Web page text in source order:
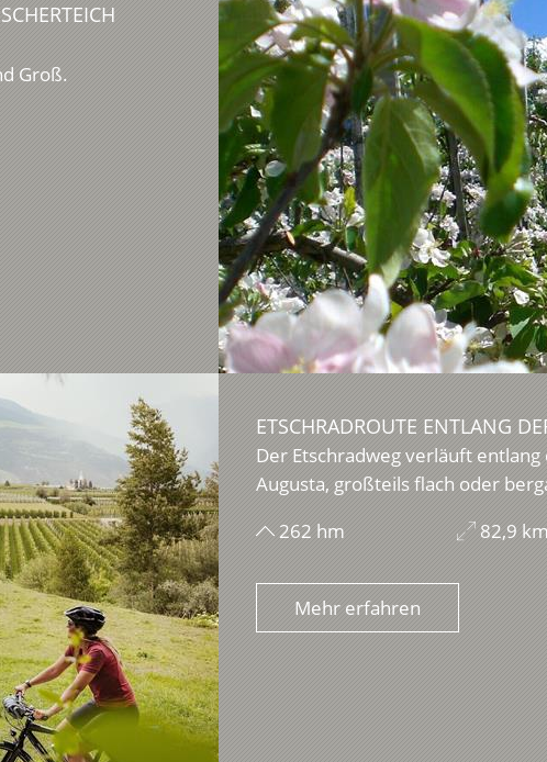
Groß.
ETSCHRADROUTE ENTLANG
Der Etschradweg verläuft
Augusta, großteils flach oder
262 hm
82,9 km
Mehr erfahren